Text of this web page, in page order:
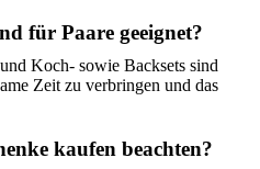
für Paare geeignet?
Koch- sowie Backsets sind
Zeit zu verbringen und das
kaufen beachten?